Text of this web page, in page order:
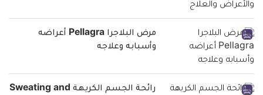
مرض البلاجرا Pellagra أعراضه
وأسبابه وعلاجه
رائحة الجسم الكريهة Sweating and